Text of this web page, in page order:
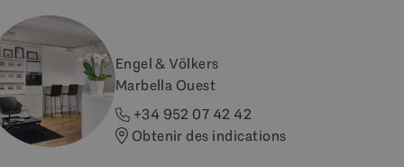
Engel & Völkers
Marbella Ouest
+34 952 07 42 42
Obtenir des indications